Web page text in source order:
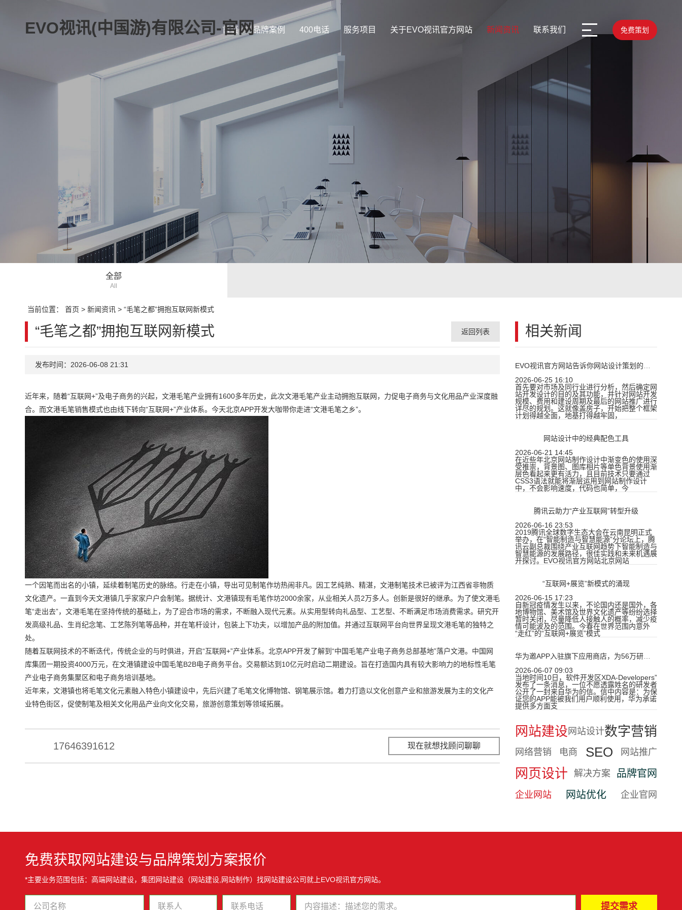
EVO视讯(中国游)有限公司-官网
首页 品牌案例 400电话 服务项目 关于EVO视讯官方网站 新闻资讯 联系我们 免费策划
全部
All
当前位置： 首页 > 新闻资讯> “毛笔之都”拥抱互联网新模式
相关新闻
2026-06-25 16:10
首先要对市场及同行业进行分析，然后确定网
站开发设计的目的及其功能，并针对网站开发
规模、费用和建设周期及最后的网站推广进行
详尽的规划。这就像盖房子，开始把整个框架
计划得越全面，地基打得越牢固，
网站设计中的经典配色工具
2026-06-21 14:45
在近些年北京网站制作设计中渐变色的使用深
受推崇，背景图、图库相片等单色背景使用渐
层色看起来更有活力，且目前技术只要通过
CSS3语法就能将渐层运用到网站制作设计
中，不会影响速度，代码也简单，今
腾讯云助力“产业互联网”转型升级
2026-06-16 23:53
2019腾讯全球数字生态大会在云南昆明正式
举办，在“智能制造与智慧能源”分论坛上，腾
讯云副总裁围绕产业互联网趋势下智能制造与
智慧能源的发展路径，很佳实践和未来机遇展
开探讨。EVO视讯官方网站北京网站
“互联网+展览”新模式的涌现
2026-06-15 17:23
自新冠疫情发生以来，不论国内还是国外，各
地博物馆、美术馆及世界文化遗产等纷纷选择
暂时关闭，尽量降低人接触人的概率，减少疫
情可能波及的范围。今春在世界范围内意外
“走红”的“互联网+展览”模式
2026-06-07 09:03
当地时间10日，软件开发区XDA-Developers”
发布了一条消息，一位不愿透露姓名的研发者
公开了一封来自华为的信。信中内容是：为保
证您的APP能被我们用户顺利使用，华为承诺
提供多方面支
网站建设 网站设计数字营销
网络营销 电商 SEO 网站推广
网页设计 解决方案 品牌官网
企业网站 网站优化 企业官网
“毛笔之都”拥抱互联网新模式 返回列表
发布时间：2026-06-08 21:31
近年来，随着“互联网+”及电子商务的兴起，文港毛笔产业拥有1600多年历史，此次文港毛笔产业主动拥抱互联网，力促电子商务与文化用品产业深度融
合。而文港毛笔销售模式也由线下转向“互联网+”产业体系。今天北京APP开发大咖带你走进“文港毛笔之乡”。
一个因笔而出名的小镇，延续着制笔历史的脉络。行走在小镇，导出可见制笔作坊热闹非凡。因工艺纯熟、精湛，文港制笔技术已被评为江西省非物质
文化遗产。一直到今天文港镇几乎家家户户会制笔。据统计、文港镇现有毛笔作坊2000余家，从业相关人员2万多人。创新是很好的继承。为了使文港毛
笔“走出去”，文港毛笔在坚持传统的基础上，为了迎合市场的需求，不断融入现代元素。从实用型转向礼品型、工艺型、不断满足市场消费需求。研究开
发高级礼品、生肖纪念笔、工艺陈列笔等品种，并在笔杆设计，包装上下功夫，以增加产品的附加值。并通过互联网平台向世界呈现文港毛笔的独特之
处。
随着互联网技术的不断迭代，传统企业的与时俱进，开启“互联网+”产业体系。北京APP开发了解到“中国毛笔产业电子商务总部基地”落户文港。中国网
库集团一期投资4000万元，在文港镇建设中国毛笔B2B电子商务平台。交易额达到10亿元时启动二期建设。旨在打造国内具有较大影响力的地标性毛笔
产业电子商务集聚区和电子商务培训基地。
近年来，文港镇也将毛笔文化元素融入特色小镇建设中，先后兴建了毛笔文化博物馆、钢笔展示馆。着力打造以文化创意产业和旅游发展为主的文化产
业特色街区，促使制笔及相关文化用品产业向文化交易，旅游创意策划等领域拓展。
17646391612 现在就想找顾问聊聊 立即咨询
免费获取网站建设与品牌策划方案报价
*主要业务范围包括：高端网站建设，集团网站建设（网站建设,网站制作）找网站建设公司就上EVO视讯官方网站。